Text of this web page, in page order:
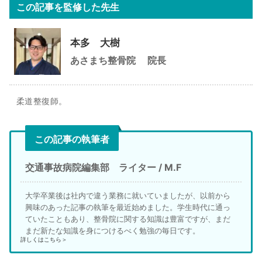
この記事を監修した先生
本多 大樹
あさまち整骨院
院長
柔道整復師。
この記事の執筆者
交通事故病院編集部 ライター / M.F
大学卒業後は社内で違う業務に就いていましたが、以前から
興味のあった記事の執筆を最近始めました。学生時代に通っ
ていたこともあり、整骨院に関する知識は豊富ですが、まだ
まだ新たな知識を身につけるべく勉強の毎日です。
詳しくはこちら＞